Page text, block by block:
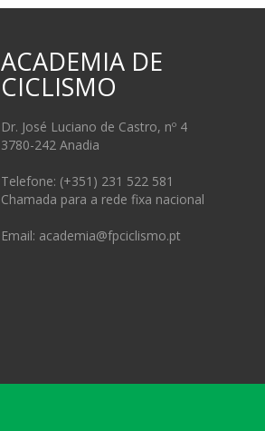
ACADEMIA DE
CICLISMO
Dr. José Luciano de Castro, nº 4
3780-242 Anadia
Telefone: (+351) 231 522 581
Chamada para a rede fixa nacional
Email: academia@fpciclismo.pt